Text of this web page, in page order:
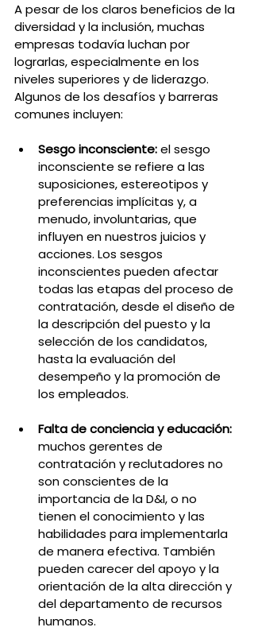
A pesar de los claros beneficios de la
diversidad y la inclusión, muchas
empresas todavía luchan por
lograrlas, especialmente en los
niveles superiores y de liderazgo.
Algunos de los desafíos y barreras
comunes incluyen:
Sesgo inconsciente: el sesgo
inconsciente se refiere a las
suposiciones, estereotipos y
preferencias implícitas y, a
menudo, involuntarias, que
influyen en nuestros juicios y
acciones. Los sesgos
inconscientes pueden afectar
todas las etapas del proceso de
contratación, desde el diseño de
la descripción del puesto y la
selección de los candidatos,
hasta la evaluación del
desempeño y la promoción de
los empleados.
Falta de conciencia y educación:
muchos gerentes de
contratación y reclutadores no
son conscientes de la
importancia de la D&I, o no
tienen el conocimiento y las
habilidades para implementarla
de manera efectiva. También
pueden carecer del apoyo y la
orientación de la alta dirección y
del departamento de recursos
humanos.